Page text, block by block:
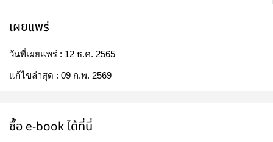
เผยแพร่
วันที่เผยแพร่ : 12 ธ.ค. 2565
แก้ไขล่าสุด : 09 ก.พ. 2569
ซื้อ e-book ได้ที่นี่